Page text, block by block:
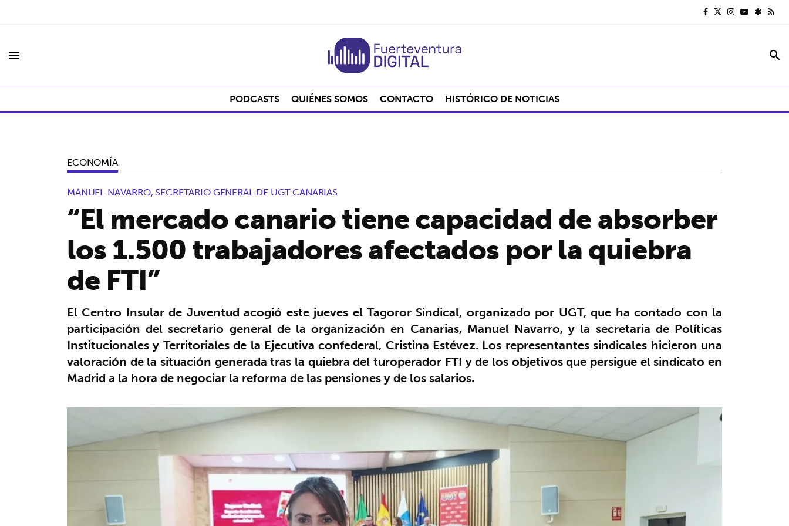
menu search
PODCASTS QUIÉNES SOMOS CONTACTO HISTÓRICO DE NOTICIAS
ECONOMÍA
MANUEL NAVARRO, SECRETARIO GENERAL DE UGT CANARIAS
“El mercado canario tiene capacidad de absorber
los 1.500 trabajadores afectados por la quiebra
de FTI”
El Centro Insular de Juventud acogió este jueves el Tagoror Sindical, organizado por UGT, que ha contado con la
participación del secretario general de la organización en Canarias, Manuel Navarro, y la secretaria de Políticas
Institucionales y Territoriales de la Ejecutiva confederal, Cristina Estévez. Los representantes sindicales hicieron una
valoración de la situación generada tras la quiebra del turoperador FTI y de los objetivos que persigue el sindicato en
Madrid a la hora de negociar la reforma de las pensiones y de los salarios.